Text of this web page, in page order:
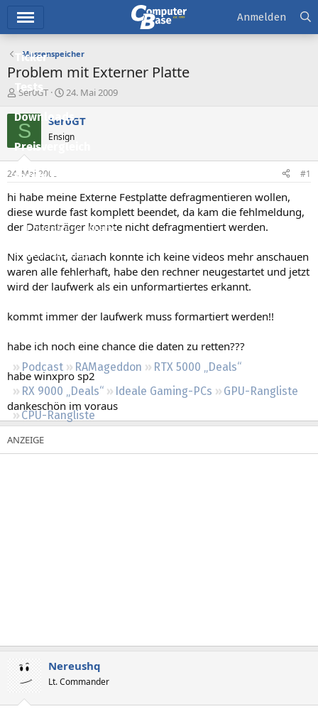
Ticker
Tests
Downloads
Preisvergleich
Forum
Aktuelles
Empfohlene Inhalte
Neue Beiträge
Neueste Aktivitäten
Podcast RAMageddon
RTX 5000 „Deals“
RX 9000 „Deals“
Ideale Gaming-PCs
GPU-Rangliste
CPU-Rangliste
Anmelden
Massenspeicher
Problem mit Externer Platte
E
s
t
e
e
r
Ser0GT
E
s
e
t
a
m
24. Mai 2009
S Ser0GT
Ensign
24. Mai 2009 #1
hi habe meine Externe Festplatte defragmentieren wollen,
diese wurde fast komplett beendet, da kam die fehlmeldung,
der Datenträger konnte nicht defragmentiert werden.
Nix gedacht, danach konnte ich keine videos mehr anschauen
waren alle fehlerhaft, habe den rechner neugestartet und jetzt
wird der laufwerk als ein unformartiertes erkannt.
kommt immer der laufwerk muss formartiert werden!!
habe ich noch eine chance die daten zu retten???
habe winxpro sp2
dankeschön im voraus
Nereushq
Lt. Commander